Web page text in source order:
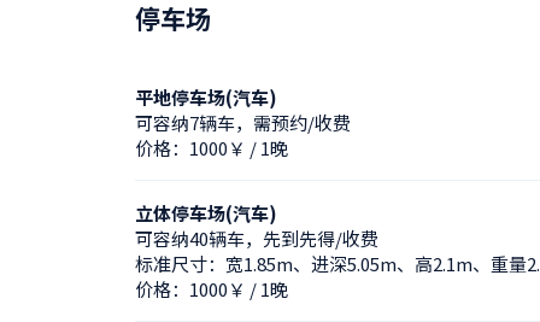
停车场
平地停车场(汽车)
可容纳7辆车，需预约/收费
价格：1000￥ / 1晚
立体停车场(汽车)
可容纳40辆车，先到先得/收费
标准尺寸：宽1.85m、进深5.05m、高2.1m、重量
价格：1000￥ / 1晚